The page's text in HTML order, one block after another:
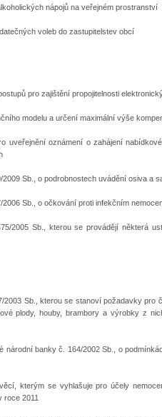
nápojů na veřejném prostranství
voleb do zastupitelstev obcí
pro zajištění propojitelnosti
modelu a určení maximální výše
uveřejnění oznámení o zahájení
Sb., o podrobnostech uvádění osiva a
Sb., o očkování proti infekčním
2005 Sb., kterou se provádějí některá
Sb., kterou se stanoví požadavky
plody, houby, brambory a výrobky z
národní banky č. 164/2002 Sb., o
kterým se vyhlašuje pro účely
2011